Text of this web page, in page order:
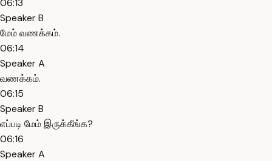
06:13
Speaker B
மேம் வணக்கம்.
06:14
Speaker A
வணக்கம்.
06:15
Speaker B
எப்படி மேம் இருக்கீங்க?
06:16
Speaker A